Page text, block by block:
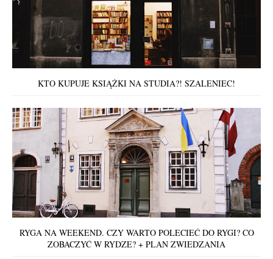
KTO KUPUJE KSIĄŻKI NA STUDIA?! SZALENIEC!
RYGA NA WEEKEND. CZY WARTO POLECIEĆ DO RYGI? CO
ZOBACZYĆ W RYDZE? + PLAN ZWIEDZANIA